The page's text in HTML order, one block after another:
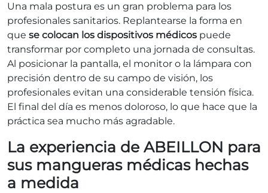
Una mala postura es un gran problema para los
profesionales sanitarios. Replantearse la forma en
que se colocan los dispositivos médicos puede
transformar por completo una jornada de consultas.
Al posicionar la pantalla, el monitor o la lámpara con
precisión dentro de su campo de visión, los
profesionales evitan una considerable tensión física.
El final del día es menos doloroso, lo que hace que la
práctica sea mucho más agradable.
La experiencia de ABEILLON para
sus mangueras médicas hechas
a medida